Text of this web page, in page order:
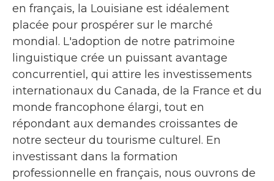
en français, la Louisiane est idéalement
placée pour prospérer sur le marché
mondial. L'adoption de notre patrimoine
linguistique crée un puissant avantage
concurrentiel, qui attire les investissements
internationaux du Canada, de la France et du
monde francophone élargi, tout en
répondant aux demandes croissantes de
notre secteur du tourisme culturel. En
investissant dans la formation
professionnelle en français, nous ouvrons de